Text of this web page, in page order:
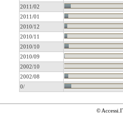
2011/02
2011/01
2010/12
2010/11
2010/10
2010/09
2002/10
2002/08
0/
©